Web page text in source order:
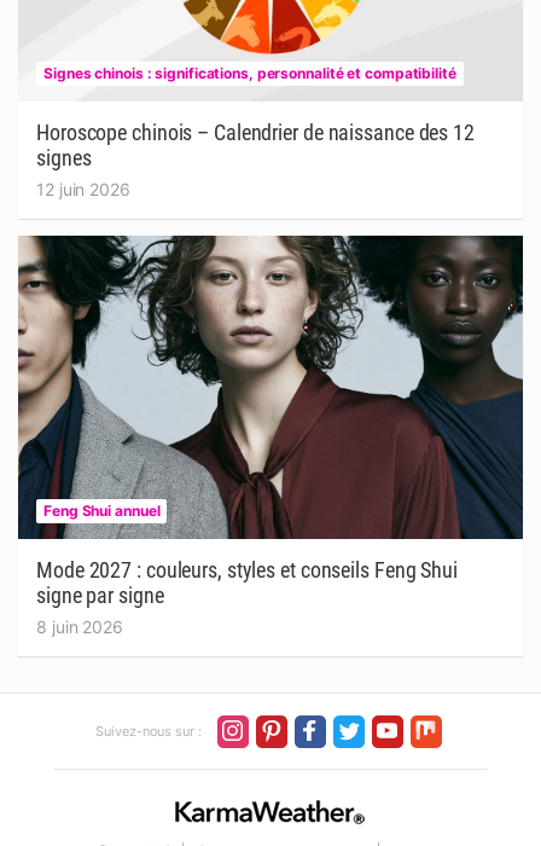
Signes chinois : significations, personnalité et compatibilité
Horoscope chinois – Calendrier de naissance des 12
signes
12 juin 2026
Feng Shui annuel
Mode 2027 : couleurs, styles et conseils Feng Shui
signe par signe
8 juin 2026
Suivez-nous sur :